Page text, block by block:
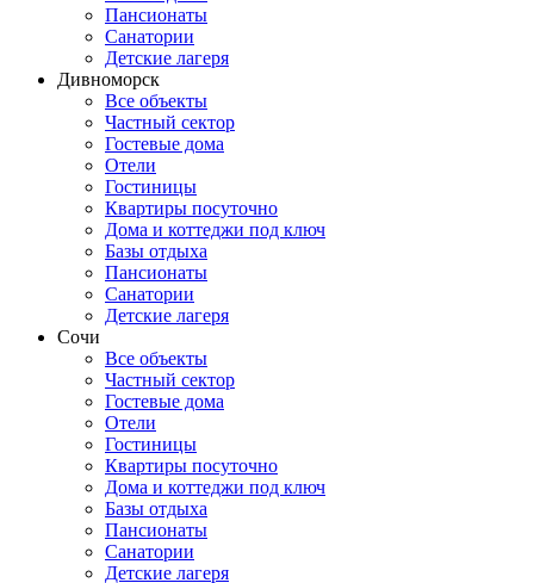
Пансионаты
Санатории
Детские лагеря
Дивноморск
Все объекты
Частный сектор
Гостевые дома
Отели
Гостиницы
Квартиры посуточно
Дома и коттеджи под ключ
Базы отдыха
Пансионаты
Санатории
Детские лагеря
Сочи
Все объекты
Частный сектор
Гостевые дома
Отели
Гостиницы
Квартиры посуточно
Дома и коттеджи под ключ
Базы отдыха
Пансионаты
Санатории
Детские лагеря